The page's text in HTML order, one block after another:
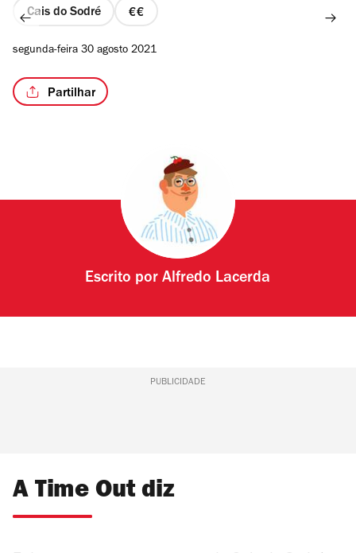
Cais do Sodré
preço
segunda-feira 30 agosto 2021
Partilhar
Escrito porAlfredo Lacerda
PUBLICIDADE
A Time Out diz